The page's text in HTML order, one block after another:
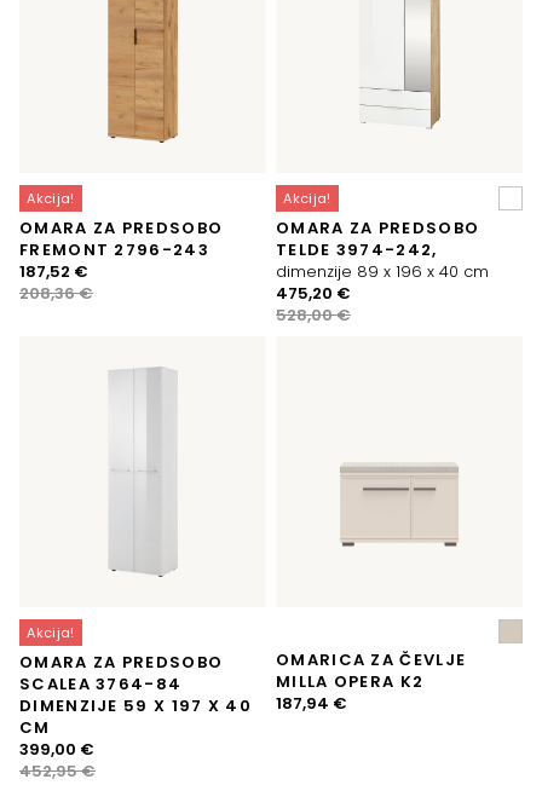
Akcija!
OMARA ZA PREDSOBO
FREMONT 2796-243
208,36€
Izvirna
cena
187,52 €
Trenutna
cena
Akcija!
OMARA ZA PREDSOBO
TELDE 3974-242,
dimenzije 89 x 196 x 40 cm
528,00€
Izvirna
cena
475,20 €
Trenutna
cena
Akcija!
OMARA ZA PREDSOBO
SCALEA 3764-84
DIMENZIJE 59 X 197 X 40
CM
452,95€
Izvirna
cena
399,00 €
Trenutna
cena
OMARICA ZA ČEVLJE
MILLA OPERA K2
187,94 €